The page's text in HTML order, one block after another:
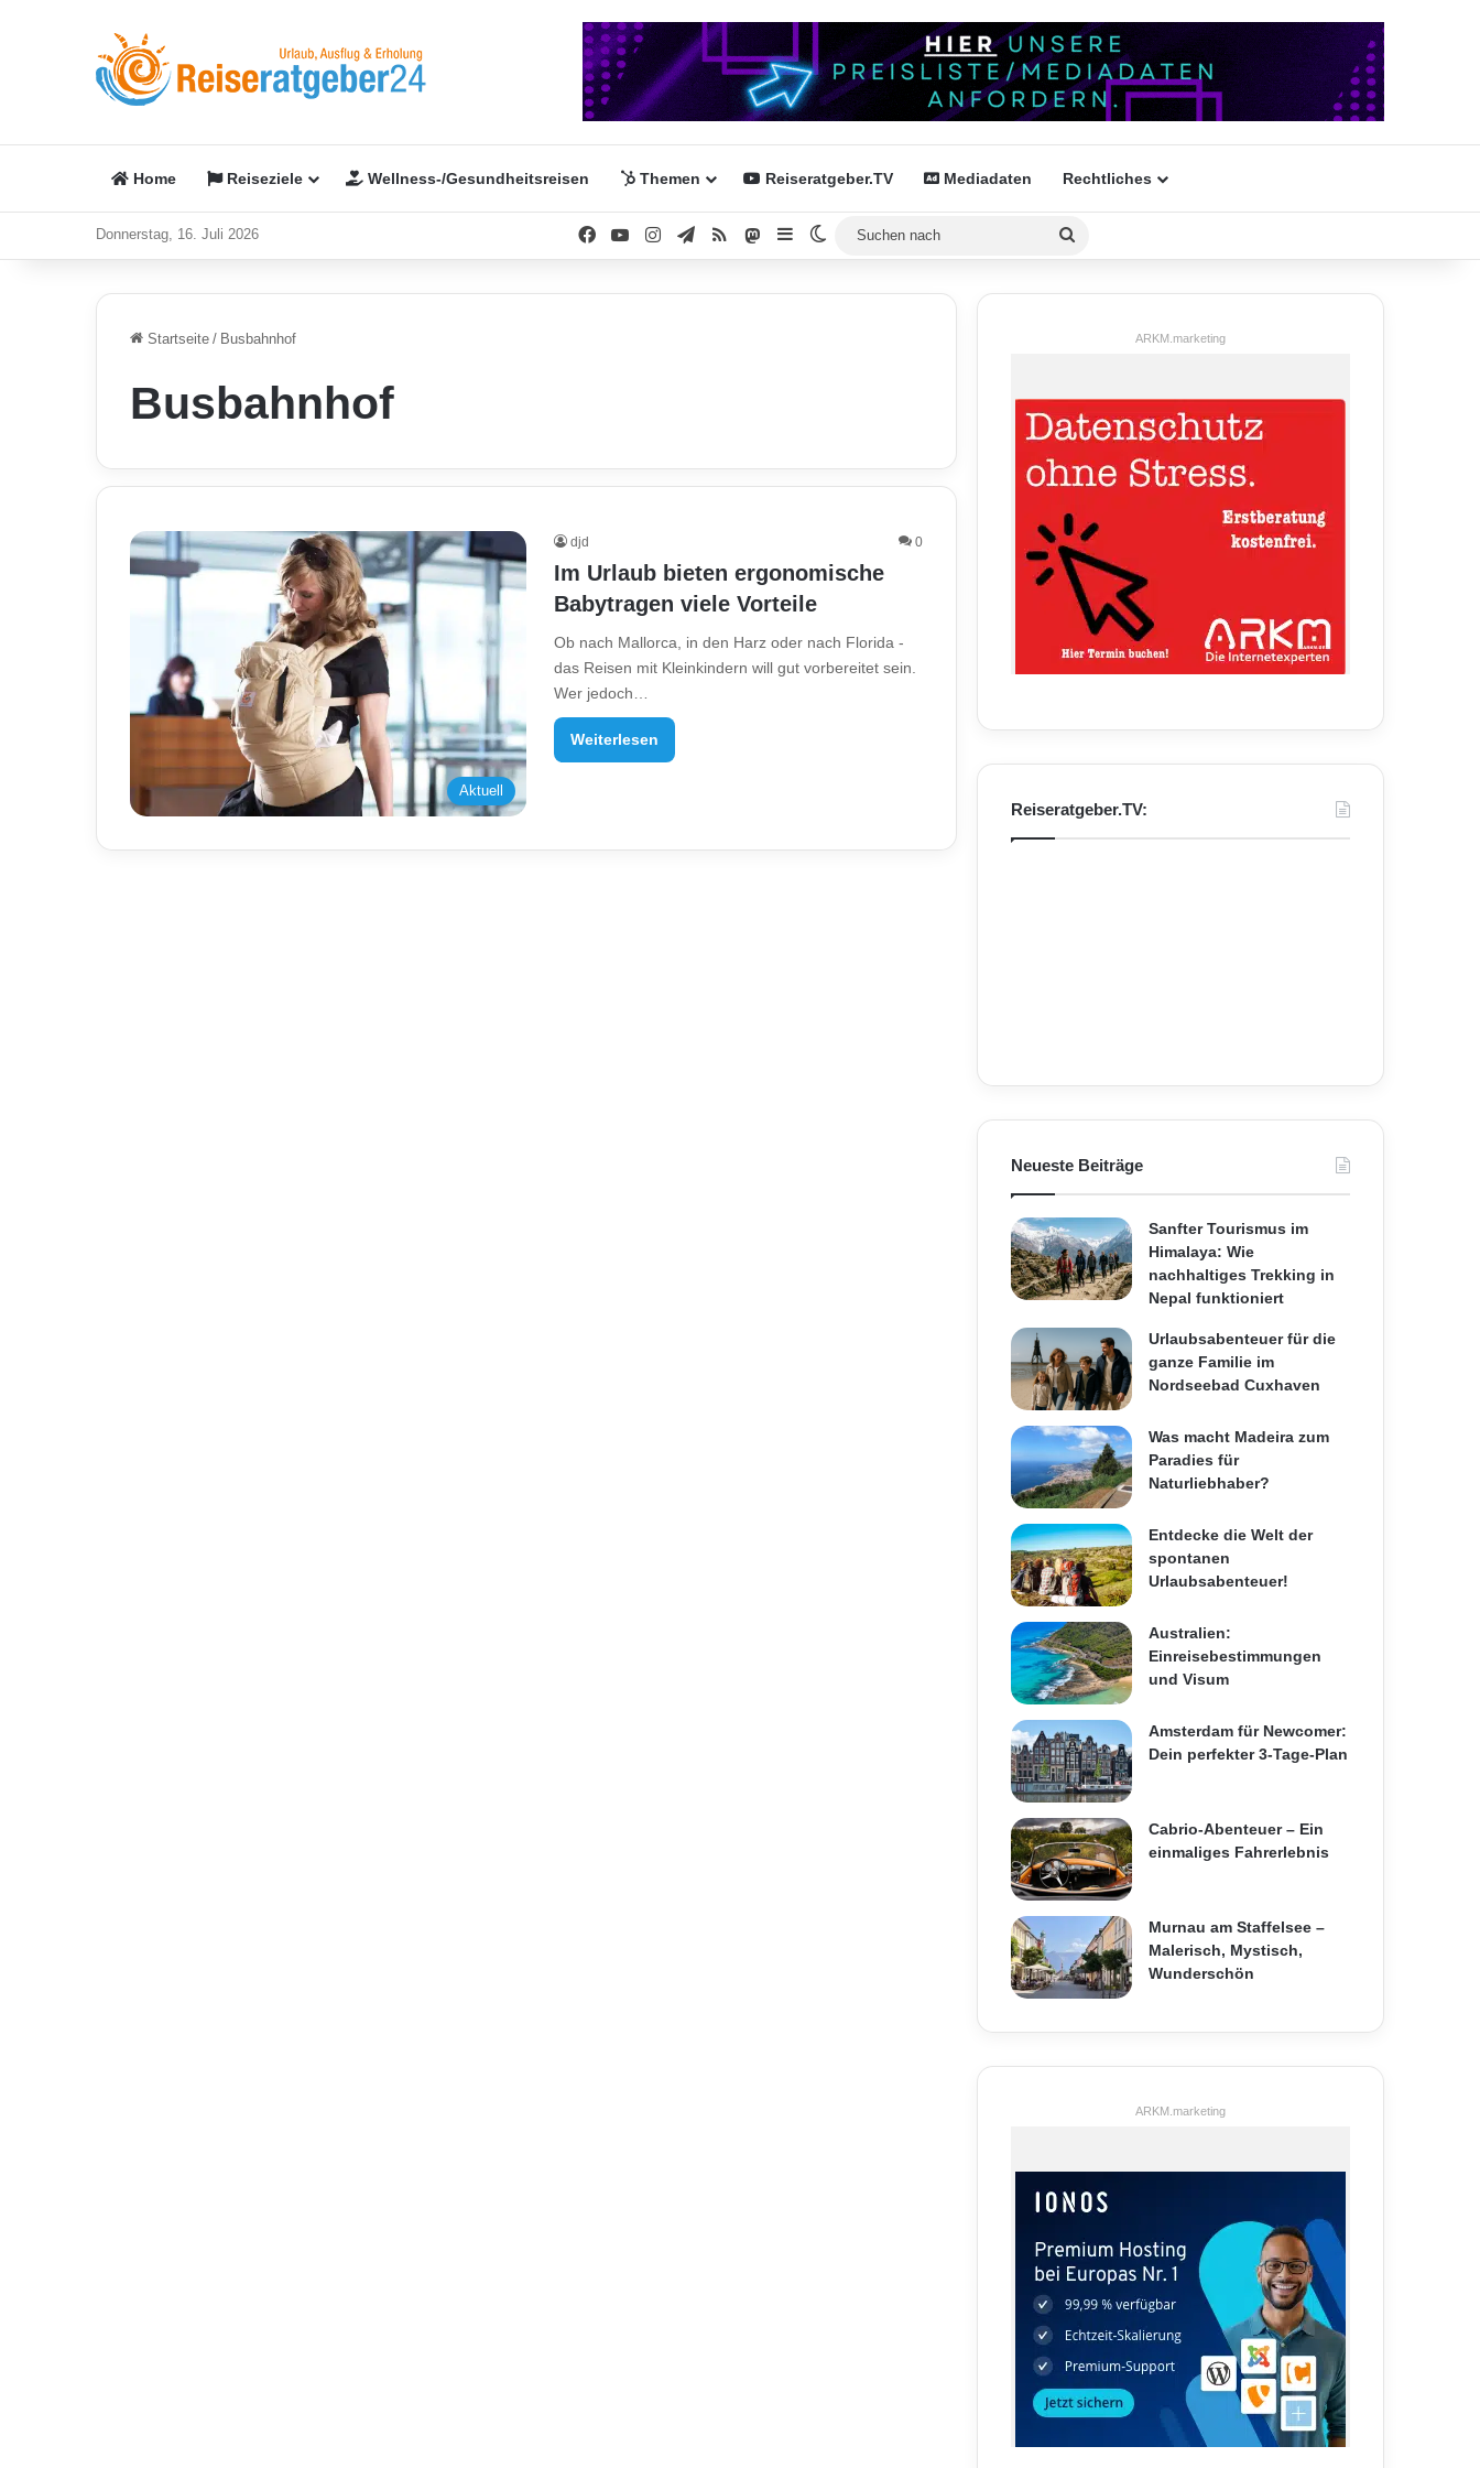
Home Reiseziele Wellness-/Gesundheitsreisen Themen Reiseratgeber.TV Mediadaten Rechtliches
Donnerstag, 16. Juli 2026 FacebookYouTubeInstagramTelegram
RSS Mastodon
SidebarSkin umschalten
Startseite / Busbahnhof
Busbahnhof
Aktuell
djd 0
Im Urlaub bieten ergonomische
Babytragen viele Vorteile
Ob nach Mallorca, in den Harz oder nach Florida -
das Reisen mit Kleinkindern will gut vorbereitet sein.
Wer jedoch…
Weiterlesen
ARKM.marketing
Reiseratgeber.TV:
Neueste Beiträge
Sanfter Tourismus im
Himalaya: Wie
nachhaltiges Trekking in
Nepal funktioniert
Urlaubsabenteuer für die
ganze Familie im
Nordseebad Cuxhaven
Was macht Madeira zum
Paradies für
Naturliebhaber?
Entdecke die Welt der
spontanen
Urlaubsabenteuer!
Australien:
Einreisebestimmungen
und Visum
Amsterdam für Newcomer:
Dein perfekter 3-Tage-Plan
Cabrio-Abenteuer – Ein
einmaliges Fahrerlebnis
Murnau am Staffelsee –
Malerisch, Mystisch,
Wunderschön
ARKM.marketing